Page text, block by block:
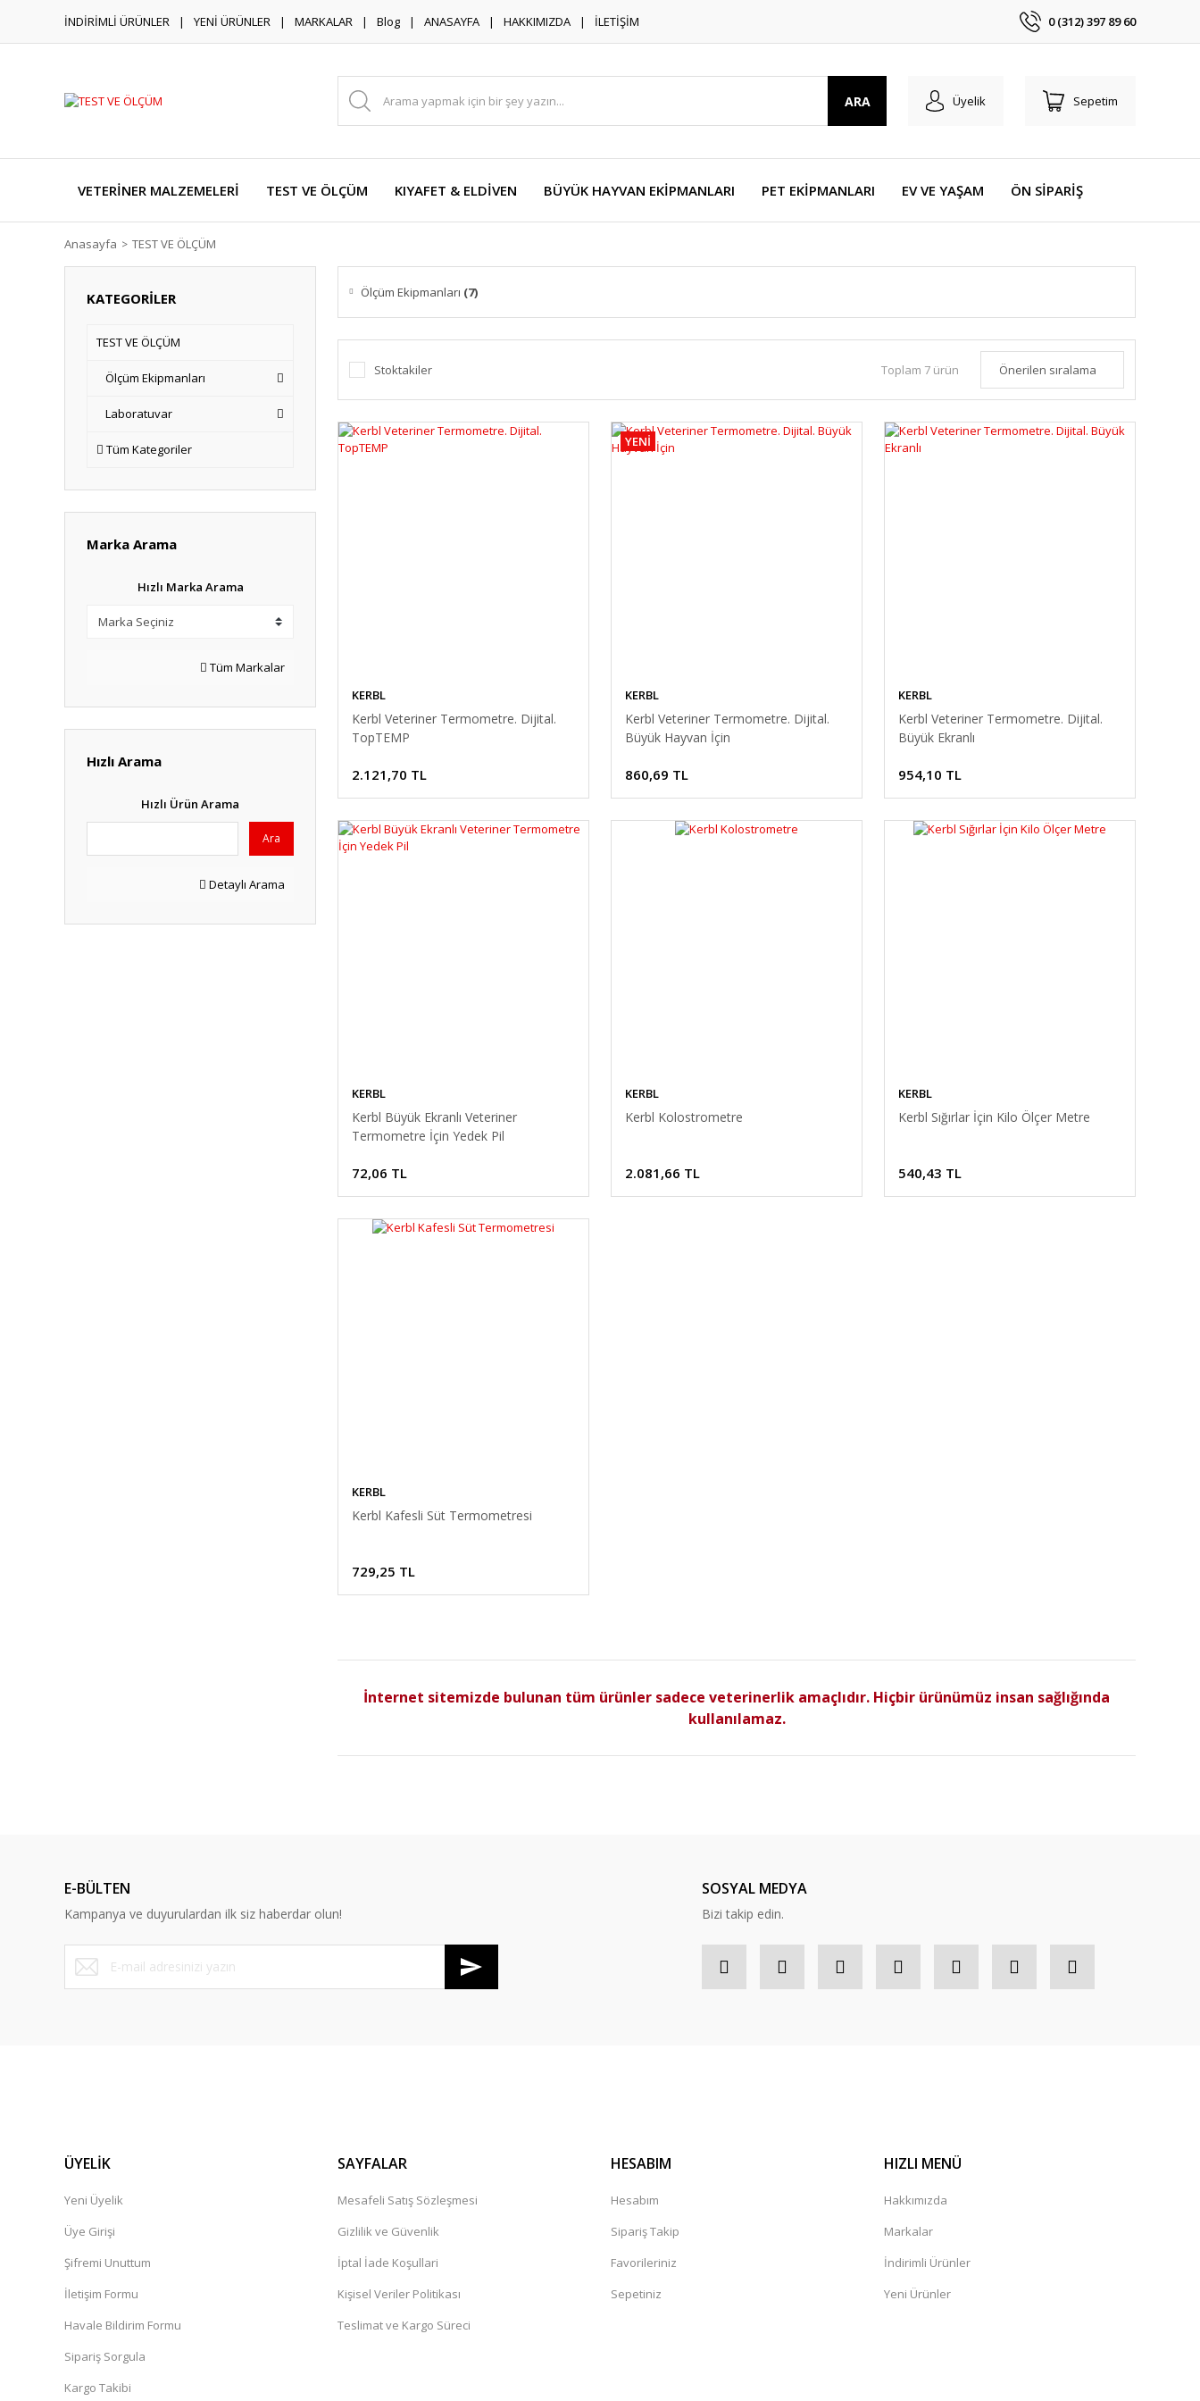
İNDİRİMLİ ÜRÜNLER YENİ ÜRÜNLER MARKALAR Blog ANASAYFA HAKKIMIZDA İLETİŞİM 0 (312) 397 89 60
ARA Üyelik Sepetim
VETERİNER MALZEMELERİ TEST VE ÖLÇÜM KIYAFET & ELDİVEN BÜYÜK HAYVAN EKİPMANLARI PET EKİPMANLARI EV VE YAŞAM ÖN SİPARİŞ
Anasayfa TEST VE ÖLÇÜM
KATEGORİLER
TEST VE ÖLÇÜM
Ölçüm Ekipmanları
Laboratuvar
Tüm Kategoriler
Marka Arama
Hızlı Marka Arama
Tüm Markalar
Hızlı Arama
Hızlı Ürün Arama
Ara
Detaylı Arama
Ölçüm Ekipmanları (7)
Stoktakiler Toplam 7 ürün
KERBL
Kerbl Veteriner Termometre. Dijital.
TopTEMP
2.121,70 TL
YENİ
KERBL
Kerbl Veteriner Termometre. Dijital.
Büyük Hayvan İçin
860,69 TL
KERBL
Kerbl Veteriner Termometre. Dijital.
Büyük Ekranlı
954,10 TL
KERBL
Kerbl Büyük Ekranlı Veteriner
Termometre İçin Yedek Pil
72,06 TL
KERBL
Kerbl Kolostrometre
2.081,66 TL
KERBL
Kerbl Sığırlar İçin Kilo Ölçer Metre
540,43 TL
KERBL
Kerbl Kafesli Süt Termometresi
729,25 TL
İnternet sitemizde bulunan tüm ürünler sadece veterinerlik amaçlıdır. Hiçbir ürünümüz insan sağlığında
kullanılamaz.
E-BÜLTEN
Kampanya ve duyurulardan ilk siz haberdar olun!
SOSYAL MEDYA
Bizi takip edin.
ÜYELİK
Yeni Üyelik
Üye Girişi
Şifremi Unuttum
İletişim Formu
Havale Bildirim Formu
Sipariş Sorgula
Kargo Takibi
SAYFALAR
Mesafeli Satış Sözleşmesi
Gizlilik ve Güvenlik
İptal İade Koşullari
Kişisel Veriler Politikası
Teslimat ve Kargo Süreci
HESABIM
Hesabım
Sipariş Takip
Favorileriniz
Sepetiniz
HIZLI MENÜ
Hakkımızda
Markalar
İndirimli Ürünler
Yeni Ürünler